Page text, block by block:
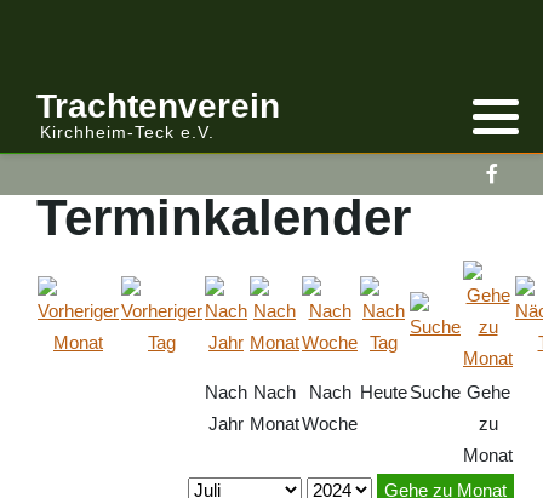
Trachtenverein
Kirchheim-Teck e.V.
Terminkalender
Nach
Jahr
Nach
Monat
Nach
Woche
HeuteSuche Gehe
zu
Monat
Gehe zu Monat
Anmelden/Abmelden
Kalender
Gebirgstracht
Volkstracht
Berichte Vereinsleitung
Berichte
Vereinsleitung Informiert